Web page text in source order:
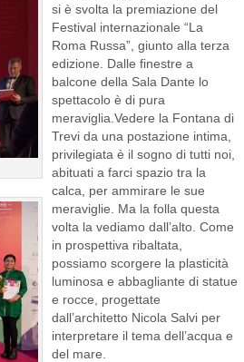
si è svolta la premiazione del
Festival internazionale “La
Roma Russa”, giunto alla terza
edizione. Dalle finestre a
balcone della Sala Dante lo
spettacolo è di pura
meraviglia.Vedere la Fontana di
Trevi da una postazione intima,
privilegiata è il sogno di tutti noi,
abituati a farci spazio tra la
calca, per ammirare le sue
meraviglie. Ma la folla questa
volta la vediamo dall’alto. Come
in prospettiva ribaltata,
possiamo scorgere la plasticità
luminosa e abbagliante di statue
e rocce, progettate
dall’architetto Nicola Salvi per
interpretare il tema dell’acqua e
del mare.